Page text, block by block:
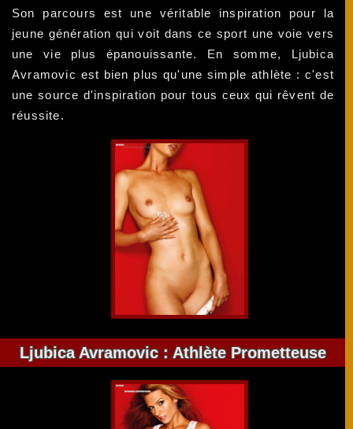
Son parcours est une véritable inspiration pour la
jeune génération qui voit dans ce sport une voie vers
une vie plus épanouissante. En somme, Ljubica
Avramovic est bien plus qu'une simple athlète : c'est
une source d'inspiration pour tous ceux qui rêvent de
réussite.
Ljubica Avramovic : Athlète Prometteuse